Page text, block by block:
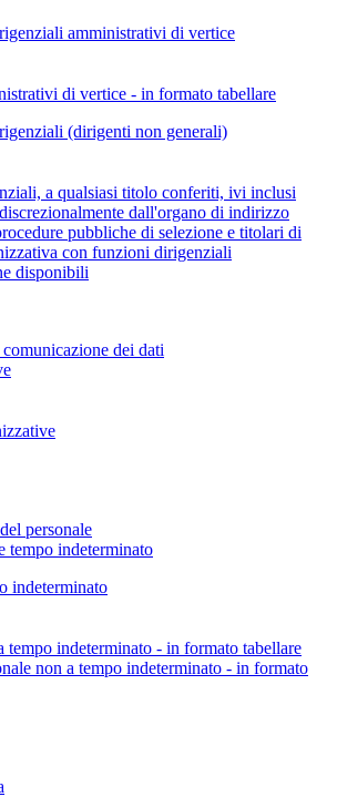
amministrativi di vertice
di vertice - in formato tabellare
(dirigenti non generali)
a qualsiasi titolo conferiti, ivi inclusi
dall'organo di indirizzo
pubbliche di selezione e titolari di
con funzioni dirigenziali
disponibili
dei dati
personale
tempo indeterminato
indeterminato
tempo indeterminato - in formato tabellare
non a tempo indeterminato - in formato